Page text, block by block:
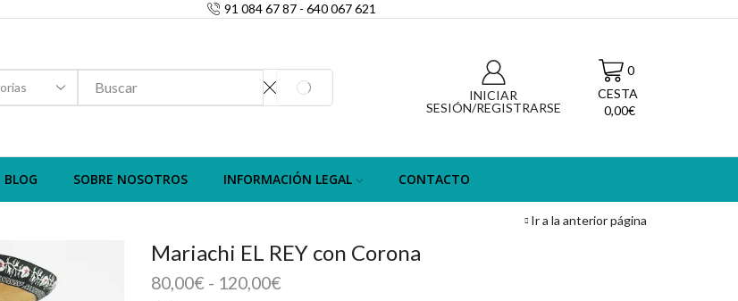
91 084 67 87 - 640 067 621
SEARCH
INICIAR
SESIÓN/REGISTRARSE
0
CESTA
0,00€
BLOG SOBRE NOSOTROS INFORMACIÓN LEGAL CONTACTO
Ir a la anterior página
Mariachi EL REY con Corona
80,00€ - 120,00€